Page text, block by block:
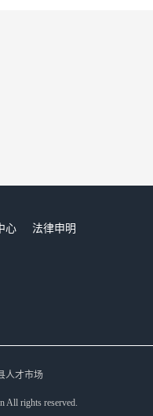
心
法律申明
人才市场
All rights reserved.